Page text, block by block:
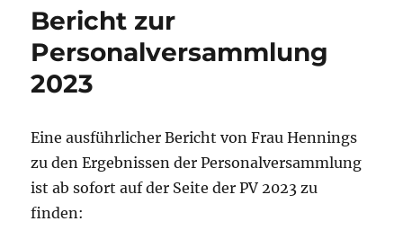
Bericht zur
Personalversammlung
2023
Eine ausführlicher Bericht von Frau Hennings
zu den Ergebnissen der Personalversammlung
ist ab sofort auf der Seite der PV 2023 zu
finden: